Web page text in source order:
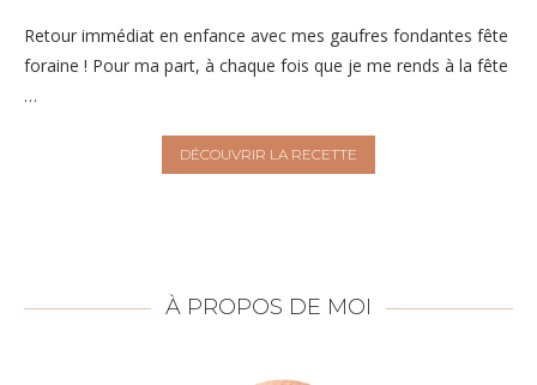
Retour immédiat en enfance avec mes gaufres fondantes fête
foraine ! Pour ma part, à chaque fois que je me rends à la fête
…
DÉCOUVRIR LA RECETTE
À PROPOS DE MOI